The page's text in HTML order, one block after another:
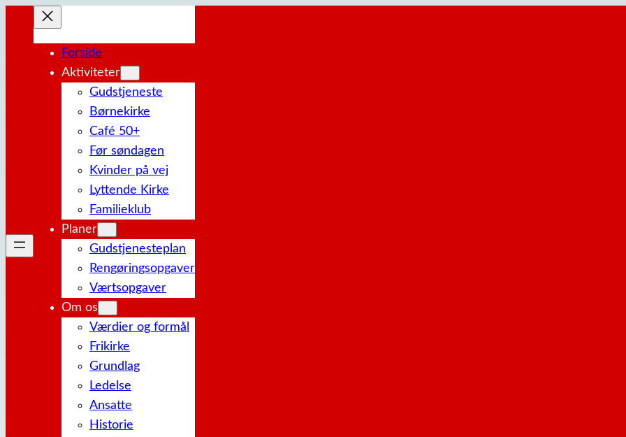
Forside
Aktiviteter
Gudstjeneste
Børnekirke
Café 50+
Før søndagen
Kvinder på vej
Lyttende Kirke
Familieklub
Planer
Gudstjenesteplan
Rengøringsopgaver
Værtsopgaver
Om os
Værdier og formål
Frikirke
Grundlag
Ledelse
Ansatte
Historie